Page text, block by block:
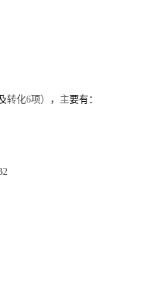
转化6项），主要有：